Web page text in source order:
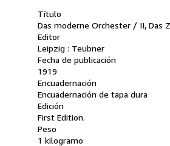
Título
Das moderne Orchester / II, Das
Editor
Leipzig : Teubner
Fecha de publicación
1919
Encuadernación
Encuadernación de tapa dura
Edición
First Edition.
Peso
1 kilogramo